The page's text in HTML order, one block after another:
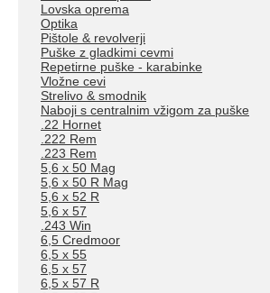
Lovska oprema
Optika
Pištole & revolverji
Puške z gladkimi cevmi
Repetirne puške - karabinke
Vložne cevi
Strelivo & smodnik
Naboji s centralnim vžigom za puške
.22 Hornet
.222 Rem
.223 Rem
5,6 x 50 Mag
5,6 x 50 R Mag
5,6 x 52 R
5,6 x 57
.243 Win
6,5 Credmoor
6,5 x 55
6,5 x 57
6,5 x 57 R